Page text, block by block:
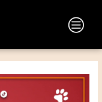
Main
Menu